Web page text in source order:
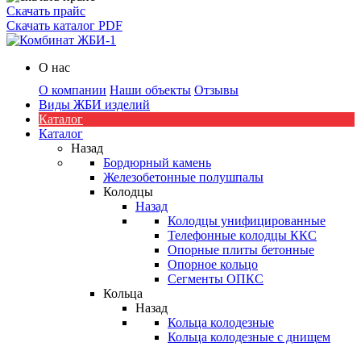
Скачать прайс
Скачать каталог PDF
О нас
О компании Наши объекты Отзывы
Виды ЖБИ изделий
Каталог
Каталог
Назад
Бордюрный камень
Железобетонные полушпалы
Колодцы
Назад
Колодцы унифицированные
Телефонные колодцы ККС
Опорные плиты бетонные
Опорное кольцо
Сегменты ОПКС
Кольца
Назад
Кольца колодезные
Кольца колодезные с днищем